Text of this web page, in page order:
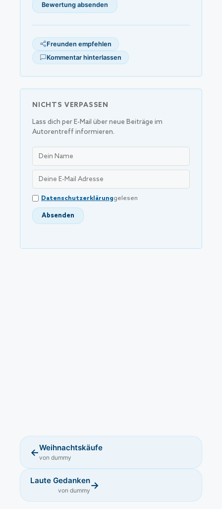
Freunden empfehlen
Kommentar hinterlassen
NICHTS VERPASSEN
Lass dich per E-Mail über neue Beiträge im
Autorentreff informieren.
Datenschutzerklärunggelesen
←Weihnachtskäufe
von dummy
Laute Gedanken
von dummy →